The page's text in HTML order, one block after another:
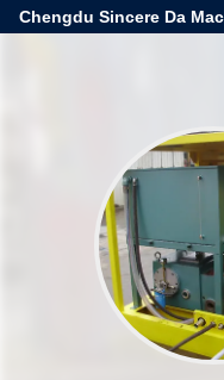
Chengdu Sincere Da